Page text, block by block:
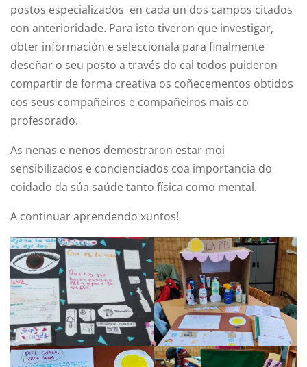
postos especializados en cada un dos campos citados
con anterioridade. Para isto tiveron que investigar,
obter información e seleccionala para finalmente
deseñar o seu posto a través do cal todos puideron
compartir de forma creativa os coñecementos obtidos
cos seus compañeiros e compañeiros mais co
profesorado.
As nenas e nenos demostraron estar moi
sensibilizados e concienciados coa importancia do
coidado da súa saúde tanto física como mental.
A continuar aprendendo xuntos!